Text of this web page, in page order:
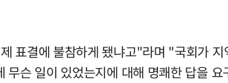
표결에 불참하게 됐냐고"라며 "국회가
슨 일이 있었는지에 대해 명쾌한 답을